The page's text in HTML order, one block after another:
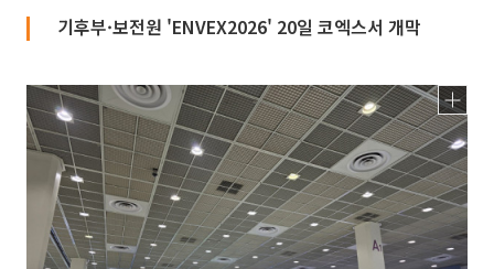
기후부·보전원 'ENVEX2026' 20일 코엑스서 개막